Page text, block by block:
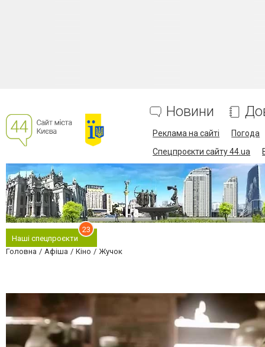
Новини
Реклама на сайті
Погода
Спецпроєкти сайту 44.ua
Наші спецпроєкти
23
Головна Афіша Кіно Жучок